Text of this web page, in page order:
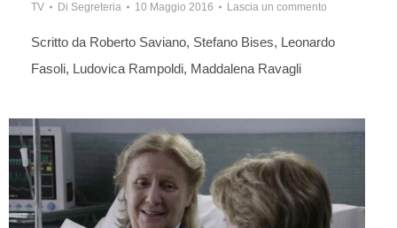
TV Di Segreteria 10 Maggio 2016 Lascia un commento
Scritto da Roberto Saviano, Stefano Bises, Leonardo
Fasoli, Ludovica Rampoldi, Maddalena Ravagli